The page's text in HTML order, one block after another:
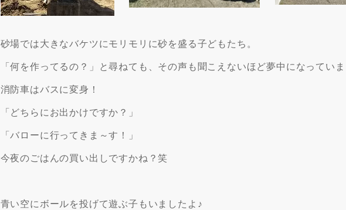
砂場では大きなバケツにモリモリに砂を盛る子どもたち。
「何を作ってるの？」と尋ねても、その声も聞こえないほど夢中になっていま
消防車はバスに変身！
「どちらにお出かけですか？」
「バローに行ってきま～す！」
今夜のごはんの買い出しですかね？笑
青い空にボールを投げて遊ぶ子もいましたよ♪